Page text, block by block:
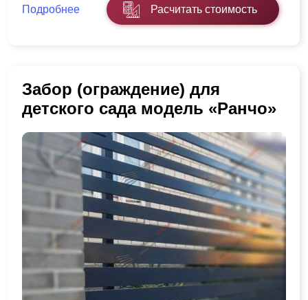
Подробнее Расчитать стоимость
Забор (ограждение) для
детского сада модель «Ранчо»